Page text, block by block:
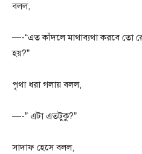
বলল,
—-“এত কাঁদলে মাথাব্যথা করবে তো
হয়?”
পৃথা ধরা গলায় বলল,
—-” এটা এতটুকু?”
সাদাফ হেসে বলল,